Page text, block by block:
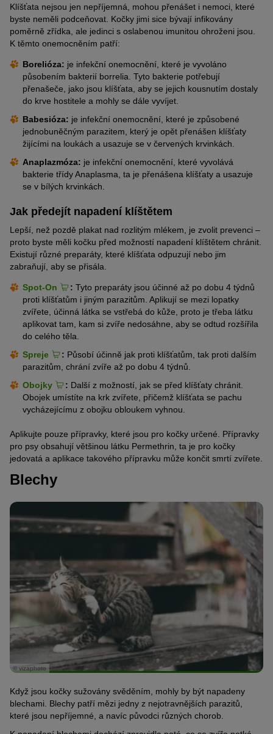
Klíšťata nejsou jen nepříjemná, mohou přenášet i nemoci, které
byste neměli podceňovat. Kočky jimi sice bývají infikovány
poměrně zřídka, ale jedinci s oslabenou imunitou ohroženi jsou.
K těmto onemocněním patří:
Borelióza: je infekční onemocnění, které je vyvoláno
působením bakterií borrelia. Tyto bakterie potřebují
přenašeče, jako jsou klíšťata, aby se jejich kousnutím dostaly
do krve hostitele a mohly se dále vyvíjet.
Babesióza: je infekční onemocnění, které je způsobené
jednobuněčným parazitem, který je opět přenášen klíšťaty
žijícími na loukách a usazuje se v červených krvinkách.
Anaplazmóza: je infekční onemocnění, které vyvolává
bakterie třídy Anaplasma, ta je přenášena klíšťaty a usazuje
se v bílých krvinkách.
Jak předejít napadení klíštětem
Lepší, než pozdě plakat nad rozlitým mlékem, je zvolit prevenci –
proto byste měli kočku před možností napadení klíštětem chránit.
Existují různé preparáty, které klíšťata odpuzují nebo jim
zabraňují, aby se přisála.
Spot-On : Tyto preparáty jsou účinné až po dobu 4 týdnů
proti klíšťatům i jiným parazitům. Aplikují se mezi lopatky
zvířete, účinná látka se vstřebá do kůže, proto je třeba látku
aplikovat tam, kam si zvíře nedosáhne, aby se odtud rozšířila
do celého těla.
Spreje
: Působí účinně jak proti klíšťatům, tak proti dalším
parazitům, chrání zvíře až po dobu 4 týdnů.
Obojky
: Další z možností, jak se před klíšťaty chránit.
Obojek umístíte na krk zvířete, přičemž klíšťata se pachu
vycházejícímu z obojku obloukem vyhnou.
Aplikujte pouze přípravky, které jsou pro kočky určené. Přípravky
pro psy obsahují většinou látku Permethrin, ta je pro kočky
jedovatá a aplikace takového přípravku může končit smrtí zvířete.
Blechy
© vizaphoto
Když jsou kočky sužovány svěděním, mohly by být napadeny
blechami. Blechy patří mězi jedny z nejotravnějších parazitů,
které jsou nepříjemné, a navíc původci různých chorob.